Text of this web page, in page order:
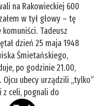
na Rakowieckiej 600
w tył głowy – tę
Tadeusz
dzień 25 maja 1948
Śmietańskiego,
po godzinie 21.00,
ubecy urządzili „tylko”
z celi, pognali do